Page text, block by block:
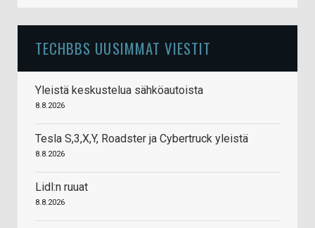
TECHBBS UUSIMMAT VIESTIT
Yleistä keskustelua sähköautoista
8.8.2026
Tesla S,3,X,Y, Roadster ja Cybertruck yleistä
8.8.2026
Lidl:n ruuat
8.8.2026